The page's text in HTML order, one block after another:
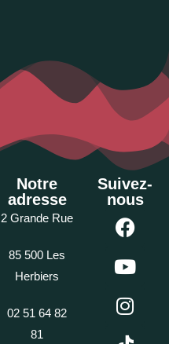
Notre
adresse
2 Grande Rue
85 500 Les
Herbiers
02 51 64 82
81
Suivez-
nous